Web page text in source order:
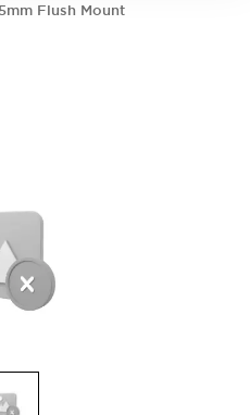
Flush Mount